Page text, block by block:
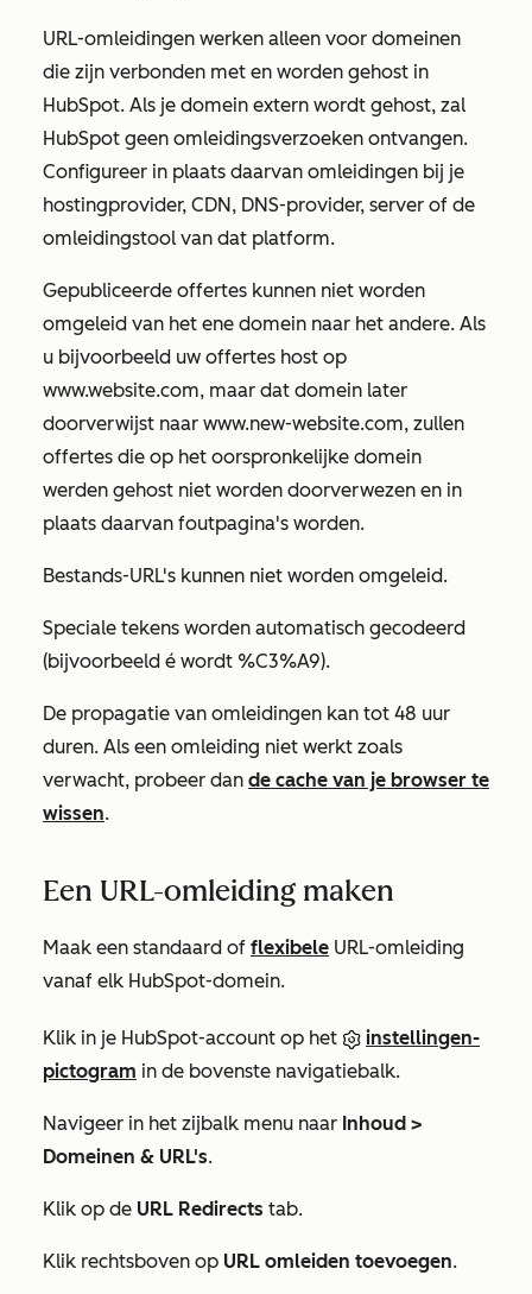
URL-omleidingen werken alleen voor domeinen
die zijn verbonden met en worden gehost in
HubSpot. Als je domein extern wordt gehost, zal
HubSpot geen omleidingsverzoeken ontvangen.
Configureer in plaats daarvan omleidingen bij je
hostingprovider, CDN, DNS-provider, server of de
omleidingstool van dat platform.
Gepubliceerde offertes kunnen niet worden
omgeleid van het ene domein naar het andere. Als
u bijvoorbeeld uw offertes host op
www.website.com, maar dat domein later
doorverwijst naar www.new-website.com, zullen
offertes die op het oorspronkelijke domein
werden gehost niet worden doorverwezen en in
plaats daarvan foutpagina's worden.
Bestands-URL's kunnen niet worden omgeleid.
Speciale tekens worden automatisch gecodeerd
(bijvoorbeeld é wordt %C3%A9).
De propagatie van omleidingen kan tot 48 uur
duren. Als een omleiding niet werkt zoals
verwacht, probeer dan de cache van je browser te
wissen.
Een URL-omleiding maken
Maak een standaard of flexibele URL-omleiding
vanaf elk HubSpot-domein.
Klik in je HubSpot-account op het
instellingen-
pictogram in de bovenste navigatiebalk.
Navigeer in het zijbalk menu naar Inhoud >
Domeinen & URL's.
Klik op de URL Redirects tab.
Klik rechtsboven op URL omleiden toevoegen.